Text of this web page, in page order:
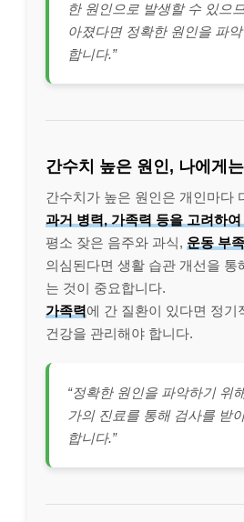
한 원인으로 발생할 수 있으
아졌다면 정확한 원인을 파
합니다.”
간수치 높은 원인, 나에게
간수치가 높은 원인은 개인마다
과거 병력, 가족력 등을 고려하
평소 잦은 음주와 과식, 운동 부족
의심된다면 생활 습관 개선을 통
는 것이 중요합니다.
가족력에 간 질환이 있다면 정기
건강을 관리해야 합니다.
“정확한 원인을 파악하기 위
가의 진료를 통해 검사를 받
합니다.”